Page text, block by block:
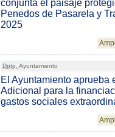
conjunta el paisaje
Penedos de Pasarela y
2025
Dpto. Ayuntamiento
El Ayuntamiento aprueba
Adicional para la
gastos sociales